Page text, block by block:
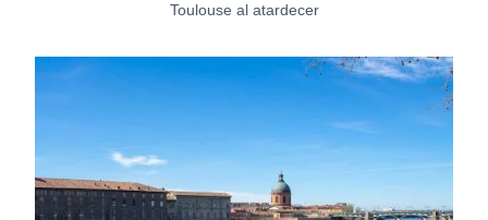
Toulouse al atardecer